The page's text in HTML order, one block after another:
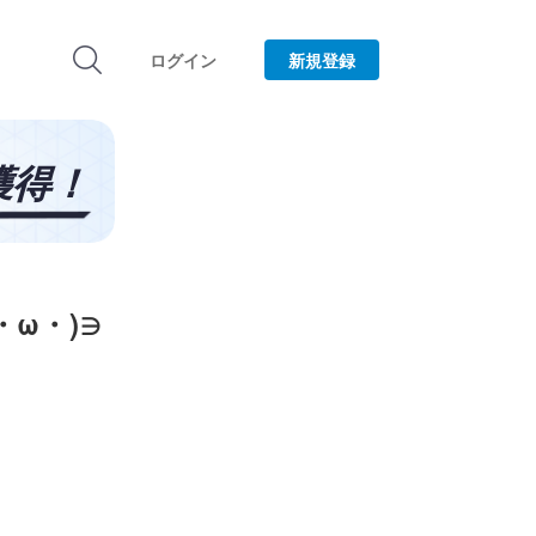
ログイン 新規登録
ω・)∋